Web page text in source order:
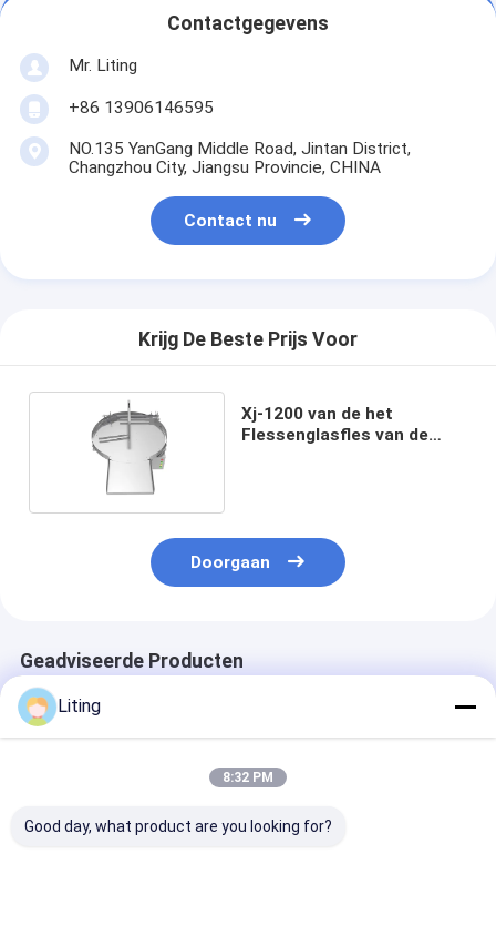
Contactgegevens
Mr. Liting
+86 13906146595
NO.135 YanGang Middle Road, Jintan District,
Changzhou City, Jiangsu Provincie, CHINA
Contact nu
Krijg De Beste Prijs Voor
Xj-1200 van de het
Flessenglasfles van de
Doorgaan
Geadviseerde Producten
Liting
8:32 PM
Good day, what product are you looking for?